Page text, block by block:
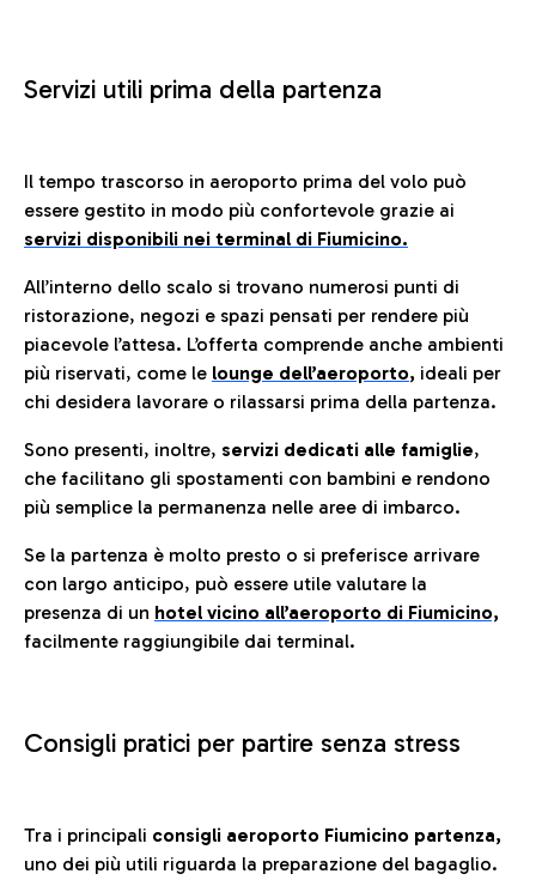
Servizi utili prima della partenza
Il tempo trascorso in aeroporto prima del volo può
essere gestito in modo più confortevole grazie ai
servizi disponibili nei terminal di Fiumicino.
All’interno dello scalo si trovano numerosi punti di
ristorazione, negozi e spazi pensati per rendere più
piacevole l’attesa. L’offerta comprende anche ambienti
più riservati, come le lounge dell’aeroporto, ideali per
chi desidera lavorare o rilassarsi prima della partenza.
Sono presenti, inoltre, servizi dedicati alle famiglie,
che facilitano gli spostamenti con bambini e rendono
più semplice la permanenza nelle aree di imbarco.
Se la partenza è molto presto o si preferisce arrivare
con largo anticipo, può essere utile valutare la
presenza di un hotel vicino all’aeroporto di Fiumicino,
facilmente raggiungibile dai terminal.
Consigli pratici per partire senza stress
Tra i principali consigli aeroporto Fiumicino partenza,
uno dei più utili riguarda la preparazione del bagaglio.